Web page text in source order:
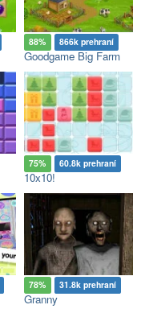
88% 866k prehraní
Goodgame Big Farm
75% 60.8k prehraní
10x10!
78% 31.8k prehraní
Granny